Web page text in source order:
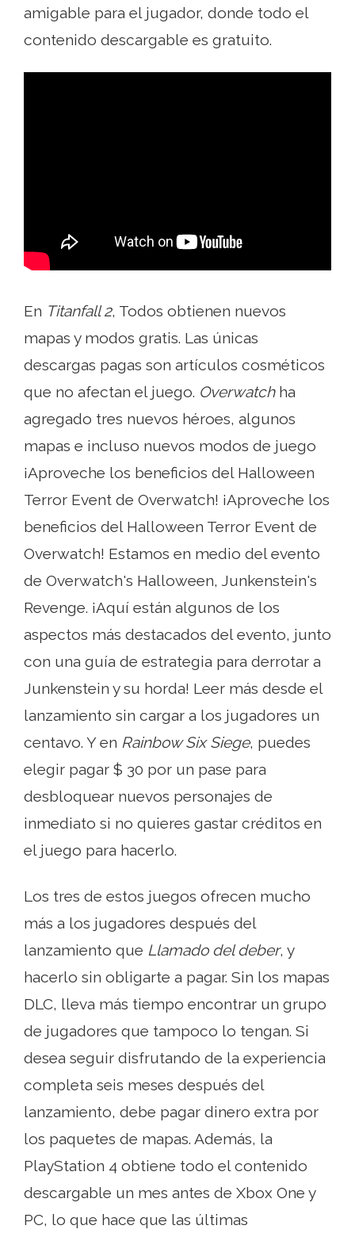
amigable para el jugador, donde todo el
contenido descargable es gratuito.
En Titanfall 2, Todos obtienen nuevos
mapas y modos gratis. Las únicas
descargas pagas son artículos cosméticos
que no afectan el juego. Overwatchha
agregado tres nuevos héroes, algunos
mapas e incluso nuevos modos de juego
¡Aproveche los beneficios del Halloween
Terror Event de Overwatch! ¡Aproveche los
beneficios del Halloween Terror Event de
Overwatch! Estamos en medio del evento
de Overwatch's Halloween, Junkenstein's
Revenge. ¡Aquí están algunos de los
aspectos más destacados del evento, junto
con una guía de estrategia para derrotar a
Junkenstein y su horda! Leer más desde el
lanzamiento sin cargar a los jugadores un
centavo. Y en Rainbow Six Siege, puedes
elegir pagar $ 30 por un pase para
desbloquear nuevos personajes de
inmediato si no quieres gastar créditos en
el juego para hacerlo.
Los tres de estos juegos ofrecen mucho
más a los jugadores después del
lanzamiento que Llamado del deber, y
hacerlo sin obligarte a pagar. Sin los mapas
DLC, lleva más tiempo encontrar un grupo
de jugadores que tampoco lo tengan. Si
desea seguir disfrutando de la experiencia
completa seis meses después del
lanzamiento, debe pagar dinero extra por
los paquetes de mapas. Además, la
PlayStation 4 obtiene todo el contenido
descargable un mes antes de Xbox One y
PC, lo que hace que las últimas